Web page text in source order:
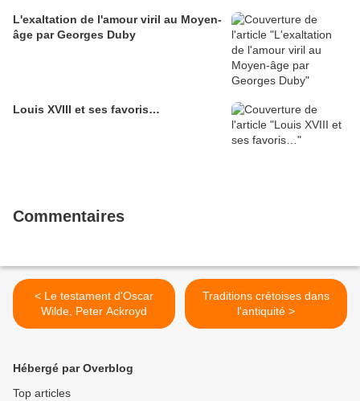
L'exaltation de l'amour viril au Moyen-
âge par Georges Duby
Louis XVIII et ses favoris…
Commentaires
< Le testament d'Oscar
Wilde, Peter Ackroyd
Traditions crétoises dans
l'antiquité >
Hébergé par Overblog
Top articles